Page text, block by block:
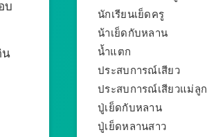
บ
น
นักเรียนเย็ดครู
น้าเย็ดกับหลาน
น้ำแตก
ประสบการณ์เสียว
ประสบการณ์เสียวแม่ลูก
ปู่เย็ดกับหลาน
ปู่เย็ดหลานสาว